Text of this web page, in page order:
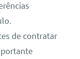
de contratar